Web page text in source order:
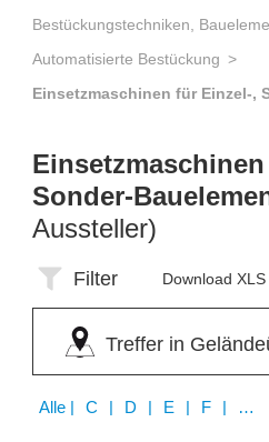
Bestückungstechniken,
Automatisierte Bestückung
Sonder-
Aussteller)
Filter Download XLS
Treffer in
Alle | C | D | E | F | H | M | S | U | Y